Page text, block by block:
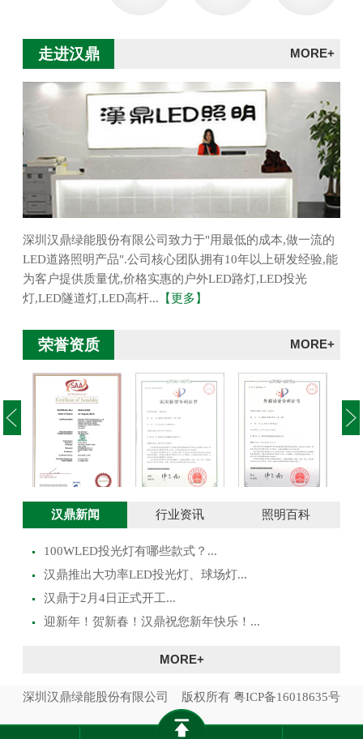
走进汉鼎 MORE+
深圳汉鼎绿能股份有限公司致力于"用最低的成本,做一流的
LED道路照明产品".公司核心团队拥有10年以上研发经验,能
为客户提供质量优,价格实惠的户外LED路灯,LED投光
灯,LED隧道灯,LED高杆... 【更多】
荣誉资质 MORE+
澳大利亚SAA证
书
投光灯实用新型
投光灯外观设计
汉鼎新闻 行业资讯 照明百科
100WLED投光灯有哪些款式？...
​汉鼎推出大功率LED投光灯、球场灯...
汉鼎于2月4日正式开工...
迎新年！贺新春！汉鼎祝您新年快乐！...
MORE+
深圳汉鼎绿能股份有限公司 版权所有 粤ICP备16018635号